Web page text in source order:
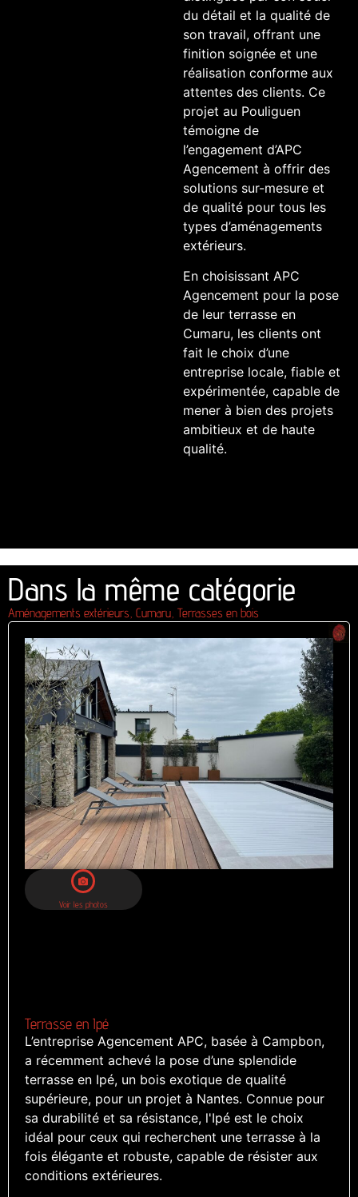
du détail et la qualité de
son travail, offrant une
finition soignée et une
réalisation conforme aux
attentes des clients. Ce
projet au Pouliguen
témoigne de
l’engagement d’APC
Agencement à offrir des
solutions sur-mesure et
de qualité pour tous les
types d’aménagements
extérieurs.
En choisissant APC
Agencement pour la pose
de leur terrasse en
Cumaru, les clients ont
fait le choix d’une
entreprise locale, fiable et
expérimentée, capable de
mener à bien des projets
ambitieux et de haute
qualité.
Dans la même catégorie
Aménagements extérieurs Cumaru Terrasses en bois
Voir les photos
Terrasse en Ipé
L’entreprise Agencement APC, basée à Campbon,
a récemment achevé la pose d’une splendide
terrasse en Ipé, un bois exotique de qualité
supérieure, pour un projet à Nantes. Connue pour
sa durabilité et sa résistance, l'Ipé est le choix
idéal pour ceux qui recherchent une terrasse à la
fois élégante et robuste, capable de résister aux
conditions extérieures.